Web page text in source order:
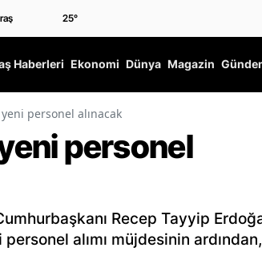
25°
Haberleri Ekonomi Dünya Magazin
personel alınacak
personel
Recep Tayyip
alımı müjdesinin